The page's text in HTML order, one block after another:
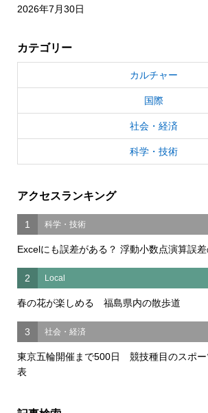
2026年7月30日
カテゴリー
カルチャー
国際
社会・経済
科学・技術
アクセスランキング
1 科学・技術
Excelにも誤差がある？ 浮動小数点演算誤
2 Local
春の花が楽しめる 福島県内の散歩道
3 社会・経済
東京五輪開催まで500日 競技種目のスポー
表